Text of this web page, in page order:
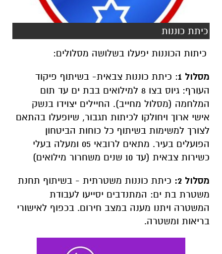
כיתת כוננות
כיתות הכוננות יפעלו בשלושה מסלולים:
מסלול 1
: כיתת כוננות צבאית- בשיתוף פיקוד
העורף: גיוס בצו 8 למילואים בבת ים עד תום
המלחמה (מסלול מחייב). החיילים יצוידו בנשק
אישי ארוך ויחולקו לכיתות תגבור, שיופעלו בהתאם
לצורך למשימות בשיתוף כל כוחות הביטחון
הפועלים בעיר. מתאים לרובאי 05 ומעלה בעלי
כשירות צבאית (עד 10 שנים משחרור מילואים)
מסלול 2:
כיתת כוננות משטרתית - בשיתוף תחנת
משטרת בת ים: המתנדבים יסייעו לעבודת
המשטרה ויתנו מענה במצב חירום. בכפוף לאישורי
בריאות ומשטרה.